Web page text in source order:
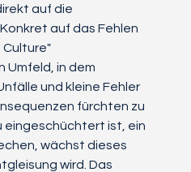
auf die
auf das Fehlen
Culture"
Umfeld, in dem
und kleine Fehler
fürchten zu
eingeschüchtert ist, ein
wächst dieses
wird. Das